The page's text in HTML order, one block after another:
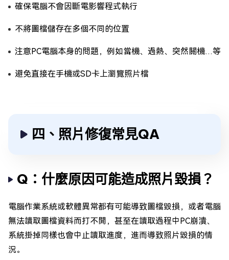
確保電腦不會因斷電影響程式執行
不將圖檔儲存在多個不同的位置
注意PC電腦本身的問題，例如當機、過熱、突然關機…等
避免直接在手機或SD卡上瀏覽照片檔
四、照片修復常見QA
Q：什麼原因可能造成照片毀損？
電腦作業系統或軟體異常都有可能導致圖檔毀損，或者電腦
無法讀取圖檔資料而打不開，甚至在讀取過程中PC崩潰、
系統掛掉同樣也會中止讀取進度，進而導致照片毀損的情
況。